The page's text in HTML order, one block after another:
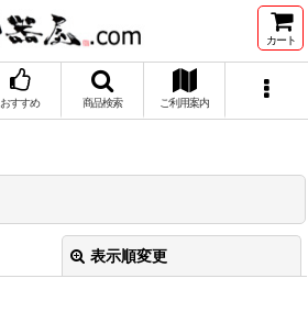
カート
おすすめ 商品検索 ご利用案内
表示順変更